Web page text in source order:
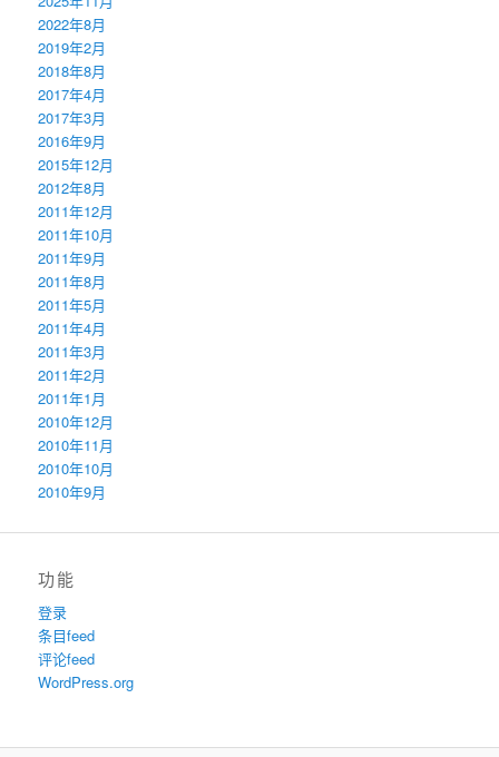
2022年8月
2019年2月
2018年8月
2017年4月
2017年3月
2016年9月
2015年12月
2012年8月
2011年12月
2011年10月
2011年9月
2011年8月
2011年5月
2011年4月
2011年3月
2011年2月
2011年1月
2010年12月
2010年11月
2010年10月
2010年9月
功能
登录
条目feed
评论feed
WordPress.org